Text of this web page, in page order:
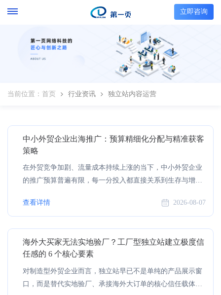
立即咨询
当前位置： 首页 行业资讯 独立站内容运营
中小外贸企业出海推广：预算精细化分配与精准获客
策略
在外贸竞争加剧、流量成本持续上涨的当下，中小外贸企业
的推广预算普遍有限，每一分投入都直接关系到生存与增
道布局、追逐热门玩法、只看流量不看转化，最终钱花了不
少，有效询盘却寥寥无几。某跨境 B2B 营销行业 2024 年调
其中近七成企业因渠道选择失误、关键词定位偏差导致无效
消耗占比超三成。 对中小外贸企业而言，出海竞争的核心
从来不是预算规模，而是投入的精准度。脱离自身规模与业
务阶段的盲目...
查看详情 2026-08-07
海外大买家无法实地验厂？工厂型独立站建立极度信
任感的 6 个核心要素
对制造型外贸企业而言，独立站早已不是单纯的产品展示窗
口，而是替代实地验厂、承接海外大订单的核心信任载体。